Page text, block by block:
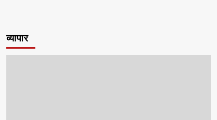
व्यापार